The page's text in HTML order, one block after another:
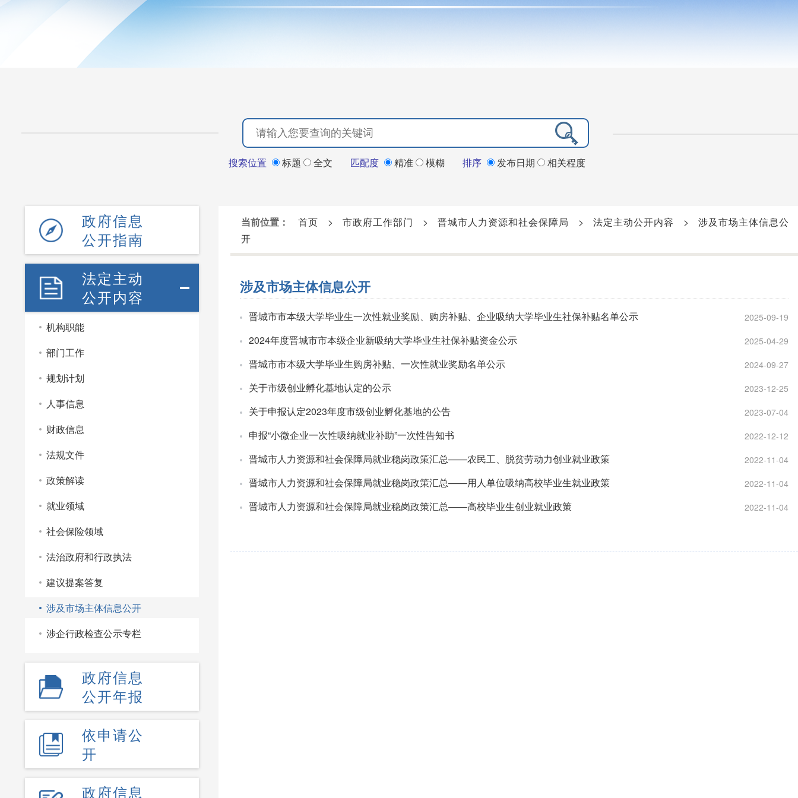
搜索位置 标题 全文 匹配度 精准 模糊 排序 发布日期 相关程度
政府信息
公开指南
法定主动
公开内容
机构职能
部门工作
规划计划
人事信息
财政信息
法规文件
政策解读
就业领域
社会保险领域
法治政府和行政执法
建议提案答复
涉及市场主体信息公开
涉企行政检查公示专栏
政府信息
公开年报
依申请公
开
政府信息
当前位置： 首页 > 市政府工作部门 > 晋城市人力资源和社会保障局 > 法定主动公开内容 >
涉及市场主体信息公
开
涉及市场主体信息公开
晋城市市本级大学毕业生一次性就业奖励、购房补贴、企业吸纳大学毕业生社保补贴名单公示 2025-09-19
2024年度晋城市市本级企业新吸纳大学毕业生社保补贴资金公示 2025-04-29
晋城市市本级大学毕业生购房补贴、一次性就业奖励名单公示 2024-09-27
关于市级创业孵化基地认定的公示 2023-12-25
关于申报认定2023年度市级创业孵化基地的公告 2023-07-04
申报“小微企业一次性吸纳就业补助”一次性告知书 2022-12-12
晋城市人力资源和社会保障局就业稳岗政策汇总——农民工、脱贫劳动力创业就业政策 2022-11-04
晋城市人力资源和社会保障局就业稳岗政策汇总——用人单位吸纳高校毕业生就业政策 2022-11-04
晋城市人力资源和社会保障局就业稳岗政策汇总——高校毕业生创业就业政策 2022-11-04